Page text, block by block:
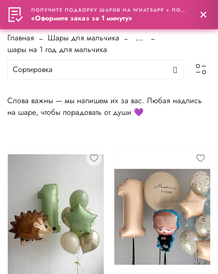
0
Главная Шары для мальчика
...
шары на 1 год для мальчика
Слова важны — мы напишем их за вас. Любая надпись
на шаре, чтобы порадовать от души 💜
ПОЛУЧИТЕ ПОДБОРКУ ШАРОВ НА WHATSAPP + ПОДАРОК
«Оформите заказ за 1 минуту»